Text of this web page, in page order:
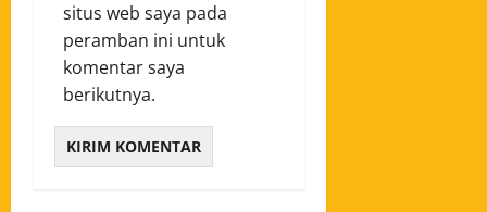
situs web saya pada
peramban ini untuk
komentar saya
berikutnya.